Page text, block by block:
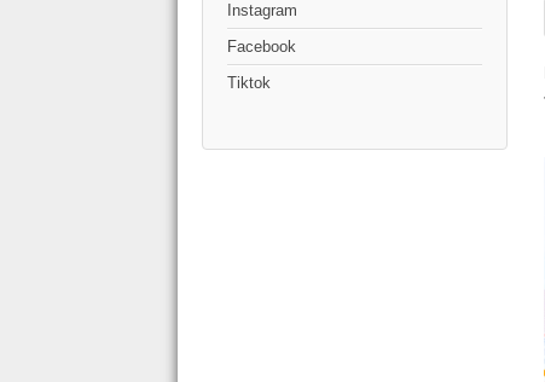
Instagram
Facebook
Tiktok